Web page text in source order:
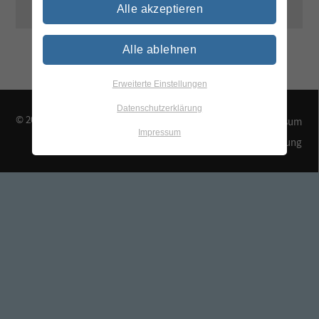
© 2026 TEGEWA e.V.
Impressum
Datenschutzerklärung
Alle akzeptieren
Alle ablehnen
Erweiterte Einstellungen
Datenschutzerklärung
Impressum